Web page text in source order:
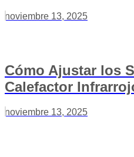
noviembre 13, 2025
Cómo Ajustar los
Calefactor
noviembre 13, 2025